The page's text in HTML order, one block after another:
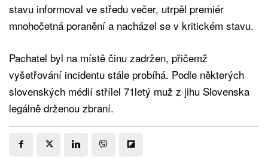
stavu informoval ve středu večer, utrpěl premiér
mnohočetná poranění a nacházel se v kritickém stavu.
Pachatel byl na místě činu zadržen, přičemž
vyšetřování incidentu stále probíhá. Podle některých
slovenských médií střílel 71letý muž z jihu Slovenska
legálně drženou zbraní.